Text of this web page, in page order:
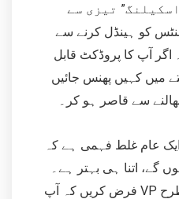
تیزی سے
کا عمل ہے: 5 کلائنٹس کو ہینڈل کرنے سے
اگر آپ کا پروڈکٹ قابل
میں کہیں پھنس جائیں
سے قاصر ہو کر۔
ایک عام غلط فہمی ہے کہ
گے، اتنا ہی بہتر ہے۔
فرض کریں کہ آپ VP سیلز ہیں۔ آپ جہنم کی طرح